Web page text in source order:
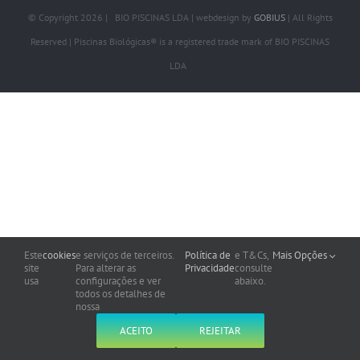
© Copyright 2026 | BIO PISCINAS LDA | webdesign by GOBIUS| All Rights
Reserved | Piscinas Biológicas® is a registered trade mark of BIO PISCINAS
LDA
Este
site
usa
cookiese serviços de terceiros.
Para alterar as
configurações e ver
todos os detalhes de
nossa
Política de
Privacidade
e T&Cs,
consulte
abaixo.
Mais Opções
ACEITO REJEITAR